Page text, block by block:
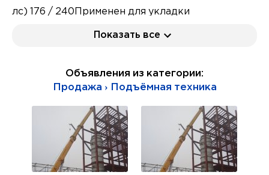
лс) 176 / 240Применен для укладки
трубопроводов, а еще для осуществления
метров.➡️Отправка организуется или на любой
клиенты могут просмотреть и получить технику,
или непосредственно до склада клиента.⬅️
⭐️Фирма Тракресурс-Регион - значит:
Один из ведущих дистрибьюторов спецтехники,
Показать все
Объявления из категории:
Продажа › Подъёмная техника